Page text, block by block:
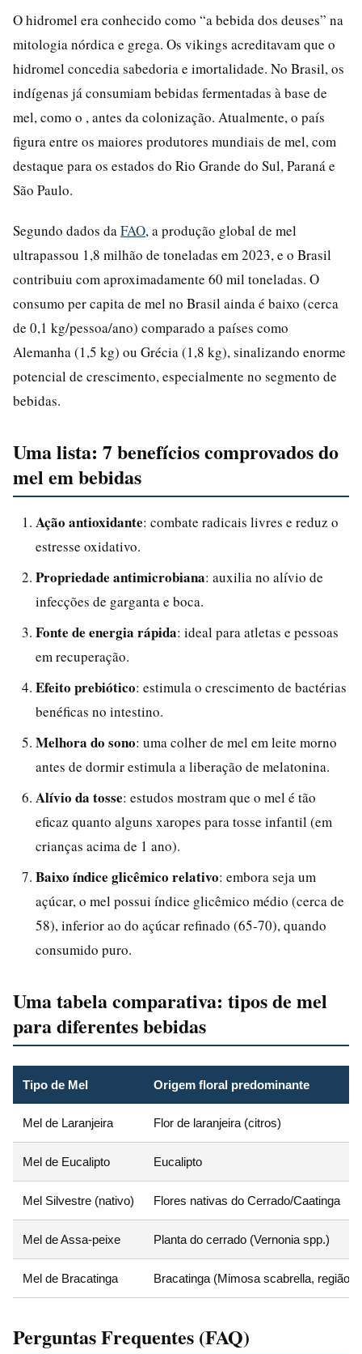
O hidromel era conhecido como “a bebida dos deuses” na
mitologia nórdica e grega. Os vikings acreditavam que o
hidromel concedia sabedoria e imortalidade. No Brasil, os
indígenas já consumiam bebidas fermentadas à base de
mel, como o , antes da colonização. Atualmente, o país
figura entre os maiores produtores mundiais de mel, com
destaque para os estados do Rio Grande do Sul, Paraná e
São Paulo.
Segundo dados da FAO, a produção global de mel
ultrapassou 1,8 milhão de toneladas em 2023, e o Brasil
contribuiu com aproximadamente 60 mil toneladas. O
consumo per capita de mel no Brasil ainda é baixo (cerca
de 0,1 kg/pessoa/ano) comparado a países como
Alemanha (1,5 kg) ou Grécia (1,8 kg), sinalizando enorme
potencial de crescimento, especialmente no segmento de
bebidas.
Uma lista: 7 benefícios comprovados do
mel em bebidas
Ação antioxidante: combate radicais livres e reduz o
estresse oxidativo.
Propriedade antimicrobiana: auxilia no alívio de
infecções de garganta e boca.
Fonte de energia rápida: ideal para atletas e pessoas
em recuperação.
Efeito prebiótico: estimula o crescimento de bactérias
benéficas no intestino.
Melhora do sono: uma colher de mel em leite morno
antes de dormir estimula a liberação de melatonina.
Alívio da tosse: estudos mostram que o mel é tão
eficaz quanto alguns xaropes para tosse infantil (em
crianças acima de 1 ano).
Baixo índice glicêmico relativo: embora seja um
açúcar, o mel possui índice glicêmico médio (cerca de
58), inferior ao do açúcar refinado (65-70), quando
consumido puro.
Uma tabela comparativa: tipos de mel
para diferentes bebidas
Tipo de Mel Origem floral predominante
Mel de Laranjeira Flor de laranjeira (citros)
Mel de Eucalipto Eucalipto
Mel Silvestre (nativo) Flores nativas do Cerrado/Caatinga
Mel de Assa-peixe Planta do cerrado (Vernonia spp.)
Mel de Bracatinga Bracatinga (Mimosa scabrella, região
Perguntas Frequentes (FAQ)